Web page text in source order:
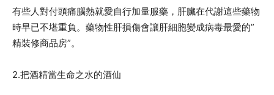
有些人對付頭痛腦熱就愛自行加量服藥，肝臟在代謝這些藥物
時早已不堪重負。藥物性肝損傷會讓肝細胞變成病毒最愛的”
精裝修商品房”。
2.把酒精當生命之水的酒仙